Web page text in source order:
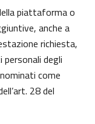
piattaforma o
anche a
richiesta,
degli
come
28 del